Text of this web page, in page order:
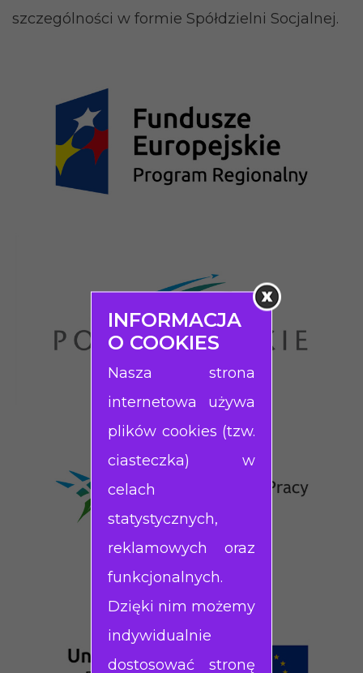
szczególności w formie Spółdzielni Socjalnej.
INFORMACJA
O COOKIES
Nasza strona
internetowa używa
plików cookies (tzw.
ciasteczka) w
celach
statystycznych,
reklamowych oraz
funkcjonalnych.
Dzięki nim możemy
indywidualnie
dostosować stronę